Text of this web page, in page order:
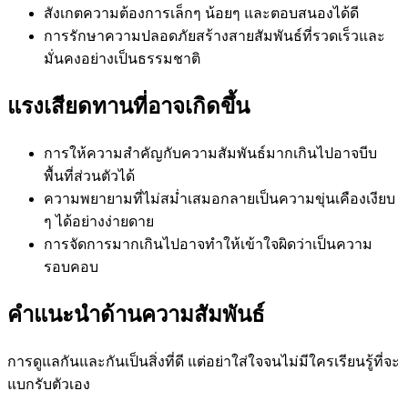
สังเกตความต้องการเล็กๆ น้อยๆ และตอบสนองได้ดี
การรักษาความปลอดภัยสร้างสายสัมพันธ์ที่รวดเร็วและ
มั่นคงอย่างเป็นธรรมชาติ
แรงเสียดทานที่อาจเกิดขึ้น
การให้ความสำคัญกับความสัมพันธ์มากเกินไปอาจบีบ
พื้นที่ส่วนตัวได้
ความพยายามที่ไม่สม่ำเสมอกลายเป็นความขุ่นเคืองเงียบ
ๆ ได้อย่างง่ายดาย
การจัดการมากเกินไปอาจทำให้เข้าใจผิดว่าเป็นความ
รอบคอบ
คำแนะนำด้านความสัมพันธ์
การดูแลกันและกันเป็นสิ่งที่ดี แต่อย่าใส่ใจจนไม่มีใครเรียนรู้ที่จะ
แบกรับตัวเอง